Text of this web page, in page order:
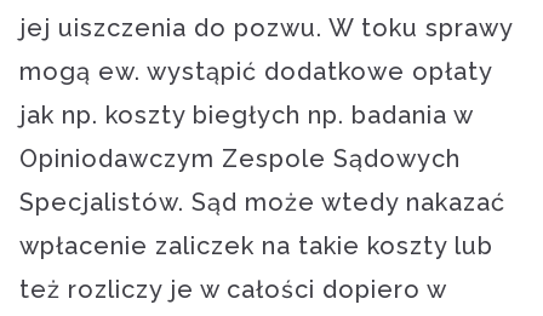
jej uiszczenia do pozwu. W toku sprawy
mogą ew. wystąpić dodatkowe opłaty
jak np. koszty biegłych np. badania w
Opiniodawczym Zespole Sądowych
Specjalistów. Sąd może wtedy nakazać
wpłacenie zaliczek na takie koszty lub
też rozliczy je w całości dopiero w